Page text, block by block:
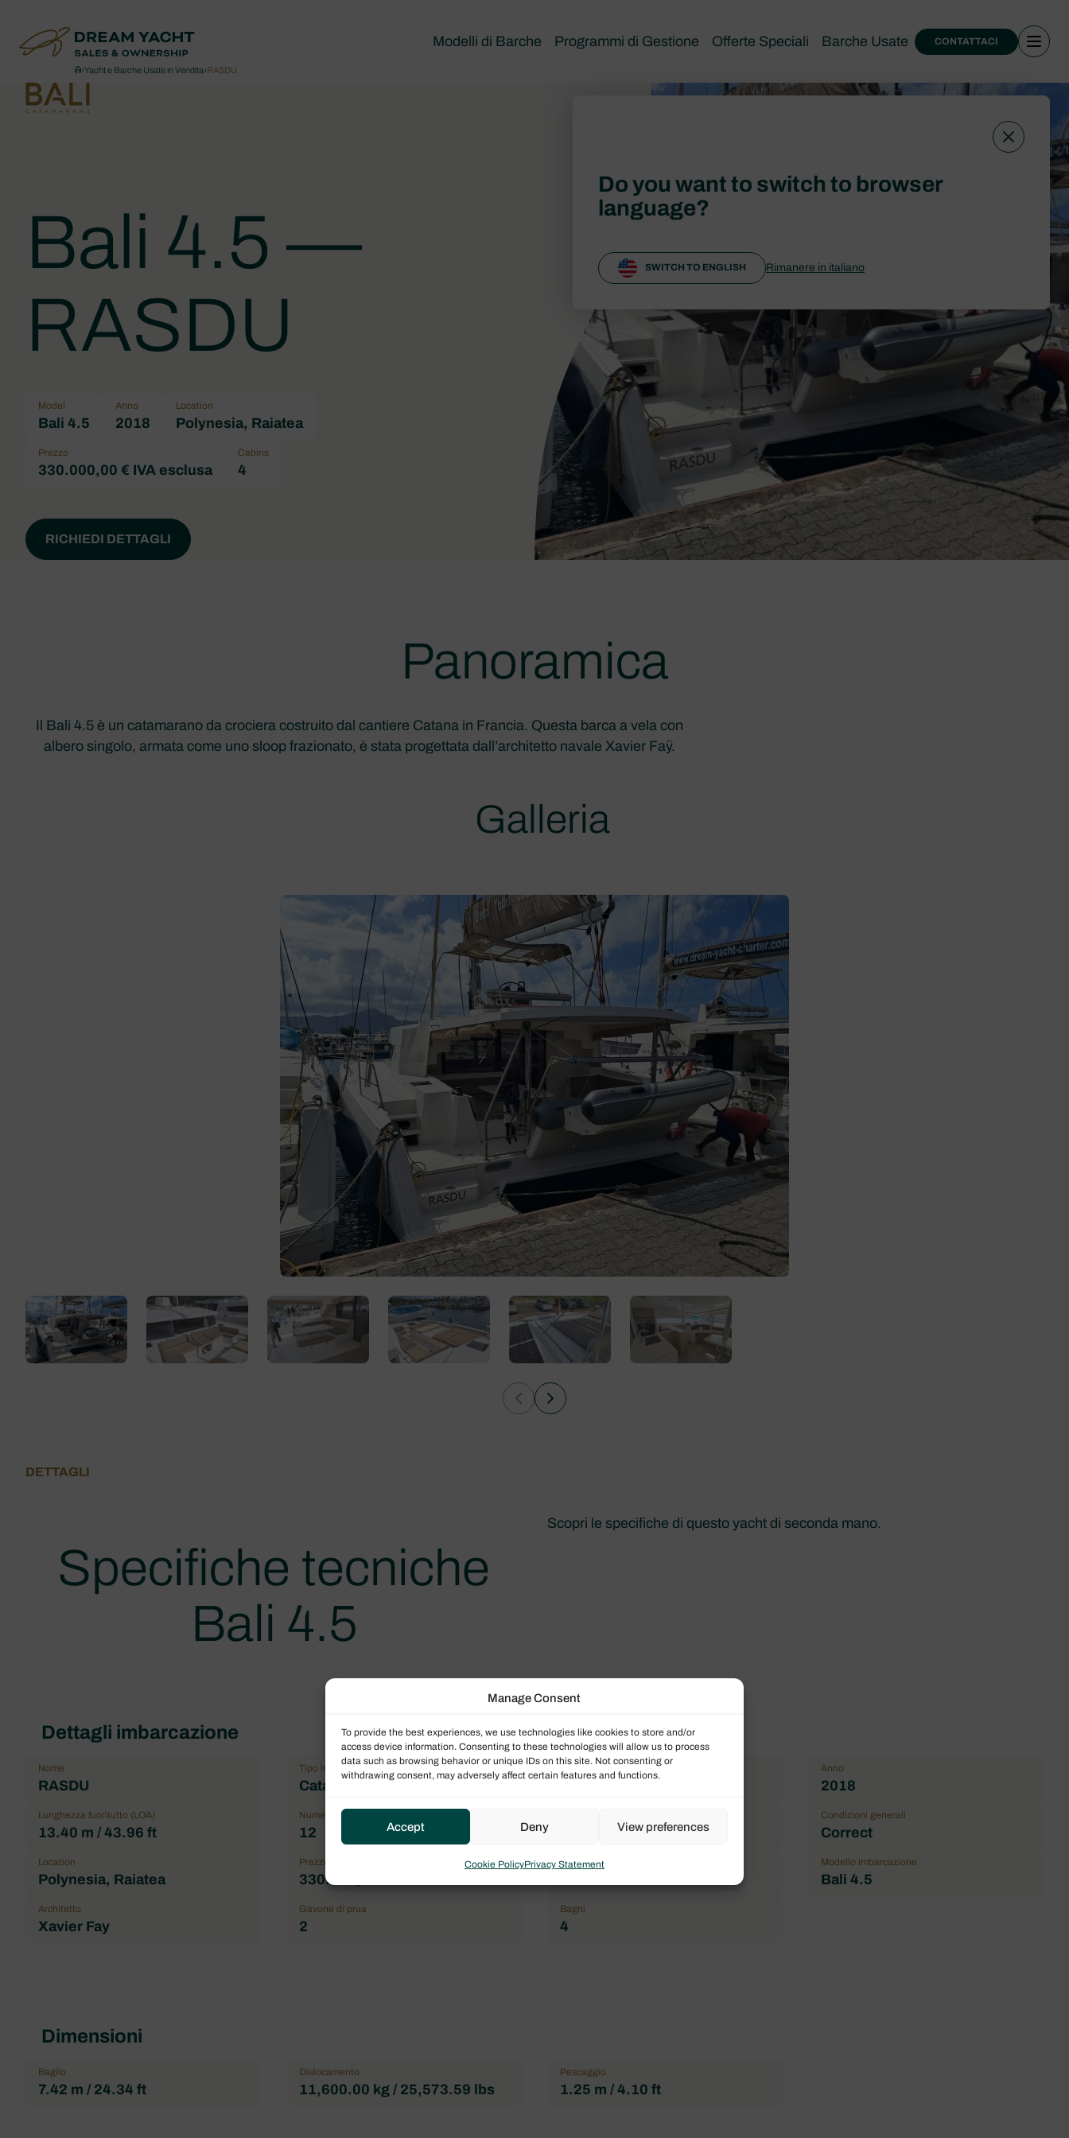
Manage Consent
To provide the best experiences, we use technologies like cookies to store and/or
access device information. Consenting to these technologies will allow us to process
data such as browsing behavior or unique IDs on this site. Not consenting or
withdrawing consent, may adversely affect certain features and functions.
Accept Deny View preferences
Cookie PolicyPrivacy Statement
Modelli di Barche Programmi di Gestione Offerte Speciali Barche Usate CONTATTACI
›Yacht e Barche Usate in Vendita›RASDU
Bali 4.5 —
RASDU
Model
Bali 4.5
Anno
2018
Location
Polynesia, Raiatea
Prezzo
330.000,00 € IVA esclusa
Cabins
4
RICHIEDI DETTAGLI
Panoramica
Il Bali 4.5 è un catamarano da crociera costruito dal cantiere Catana in Francia. Questa barca a vela con
albero singolo, armata come uno sloop frazionato, è stata progettata dall’architetto navale Xavier Faÿ.
Galleria
DETTAGLI
Specifiche tecniche
Bali 4.5
Scopri le specifiche di questo yacht di seconda mano.
Dettagli imbarcazione
Nome
RASDU
Tipo imbarcazione
Catamarani a vela
Bandiera Anno
2018
Lunghezza fuoritutto (LOA)
13.40 m / 43.96 ft
Numero massimo passeggeri
12
Condizioni generali
Correct
Location
Polynesia, Raiatea
Prezzo
330.000,00 € IVA esclusa
Marchio Modello imbarcazione
Bali 4.5
Architetto
Xavier Fay
Gavone di prua
2
Bagni
4
Dimensioni
Baglio
7.42 m / 24.34 ft
Dislocamento
11,600.00 kg / 25,573.59 lbs
Pescaggio
1.25 m / 4.10 ft
Do you want to switch to browser
language?
SWITCH TO ENGLISH Rimanere in italiano